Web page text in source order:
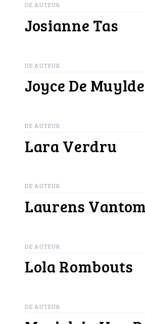
DE AUTEUR
Josianne Tas
DE AUTEUR
Joyce De
DE AUTEUR
Lara Verdru
DE AUTEUR
Laurens
DE AUTEUR
Lola Rombouts
DE AUTEUR